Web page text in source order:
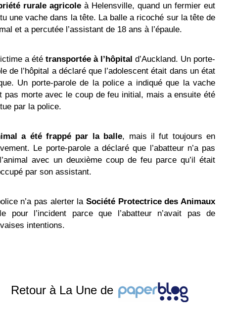
rurale agricole à Helensville, quand un fermier eut
une vache dans la tête. La balle a ricoché sur la tête de
et a percutée l’assistant de 18 ans à l’épaule.
a été transportée à l’hôpital d’Auckland. Un porte-
de l’hôpital a déclaré que l’adolescent était dans un état
Un porte-parole de la police a indiqué que la vache
pas morte avec le coup de feu initial, mais a ensuite été
par la police.
a été frappé par la balle, mais il fut toujours en
Le porte-parole a déclaré que l’abatteur n’a pas
avec un deuxième coup de feu parce qu’il était
par son assistant.
n’a pas alerter la Société Protectrice des Animaux
pour l’incident parce que l’abatteur n’avait pas de
intentions.
Retour à La Une de